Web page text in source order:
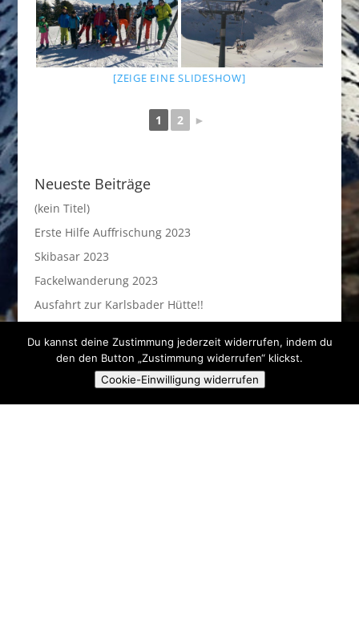
[ZEIGE EINE SLIDESHOW]
1 2 ►
Neueste Beiträge
(kein Titel)
Erste Hilfe Auffrischung 2023
Skibasar 2023
Fackelwanderung 2023
Ausfahrt zur Karlsbader Hütte!!
Anstehende Veranstaltungen
Es sind keine anstehenden Veranstaltungen vorhanden.
Du kannst deine Zustimmung jederzeit widerrufen, indem du
den den Button „Zustimmung widerrufen“ klickst.
Cookie-Einwilligung widerrufen